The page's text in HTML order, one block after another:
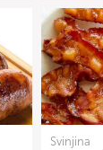
Svinjina